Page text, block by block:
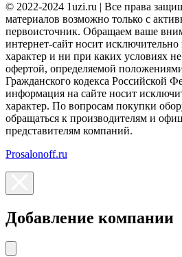
© 2022-2024 1uzi.ru | Все права
материалов возможно только с
первоисточник. Обращаем ваше
интернет-сайт носит
характер и ни при каких условиях
офертой, определяемой
Гражданского кодекса Российской
информация на сайте носит
характер. По вопросам покупки
обращаться к производителям и
представителям компаний.
Prosalonoff.ru
Добавление компании